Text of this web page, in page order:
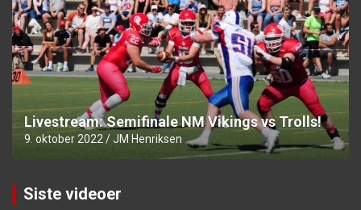
Livestream: Semifinale NM Vikings vs Trolls!
9. oktober 2022 JM Henriksen
Siste videoer